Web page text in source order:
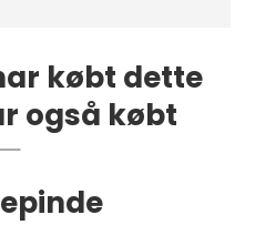
købt dette
også købt